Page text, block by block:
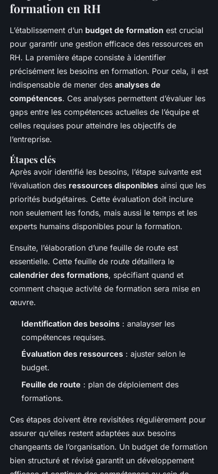
formation en RH
L’établissement d’un budget de formation est crucial
pour garantir une gestion efficace des ressources en
RH. La première étape consiste à identifier
précisément les besoins en formation. Pour cela, il est
indispensable de mener des analyses de
compétences. Ces analyses permettent d’évaluer les
gaps entre les compétences actuelles de l’équipe et
celles requises pour atteindre les objectifs de
l’entreprise.
Étapes clés
Après avoir identifié les besoins, l’étape suivante est
l’évaluation des ressources disponibles ainsi que les
priorités budgétaires. Cette évaluation doit inclure
non seulement les fonds, mais aussi le temps et les
experts humains disponibles pour la formation.
Ensuite, l’élaboration d’une feuille de route est
essentielle. Cette feuille de route détaillera le
calendrier des formations, spécifiant quand et
comment chaque activité de formation sera mise en
œuvre.
Identification des besoins : analayser les
compétences requises.
Évaluation des ressources : ajuster selon le
budget.
Feuille de route : plan de déploiement des
formations.
Ces étapes doivent être revisitées régulièrement pour
assurer qu’elles restent adaptées aux besoins
changeants de l’organisation. Un budget de formation
bien structuré et révisé garantit un développement